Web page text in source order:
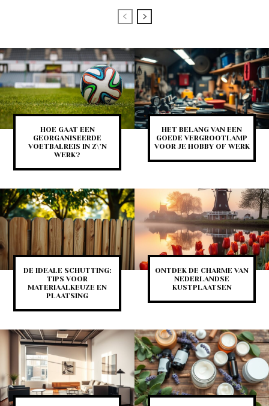
HOE GAAT EEN
GEORGANISEERDE
VOETBALREIS IN Z\’N
WERK?
HET BELANG VAN EEN
GOEDE VERGROOTLAMP
VOOR JE HOBBY OF WERK
DE IDEALE SCHUTTING:
TIPS VOOR
MATERIAALKEUZE EN
PLAATSING
ONTDEK DE CHARME VAN
NEDERLANDSE
KUSTPLAATSEN